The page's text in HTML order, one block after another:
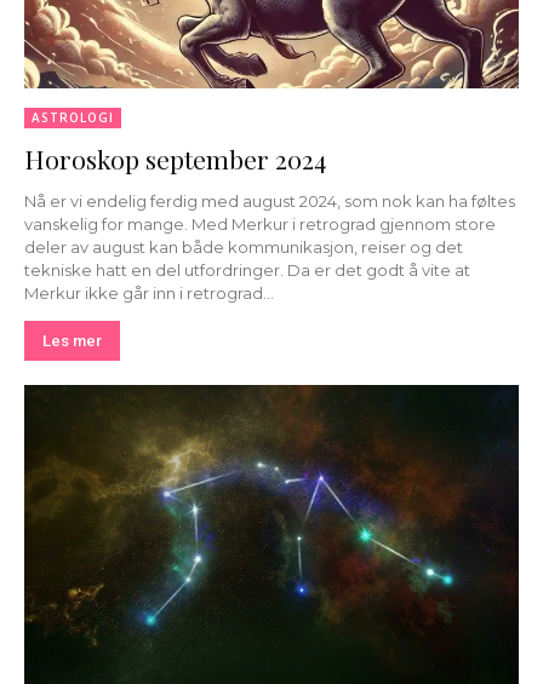
ASTROLOGI
Horoskop september 2024
Nå er vi endelig ferdig med august 2024, som nok kan ha føltes
vanskelig for mange. Med Merkur i retrograd gjennom store
deler av august kan både kommunikasjon, reiser og det
tekniske hatt en del utfordringer. Da er det godt å vite at
Merkur ikke går inn i retrograd...
Les mer